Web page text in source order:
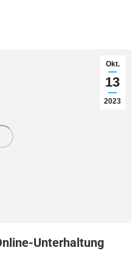
Okt.
13
2023
Unterhaltung